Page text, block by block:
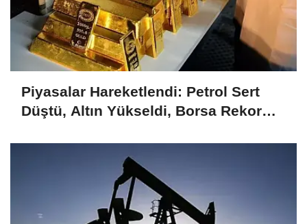
Piyasalar Hareketlendi: Petrol Sert
Düştü, Altın Yükseldi, Borsa Rekor